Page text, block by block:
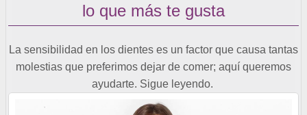
lo que más te gusta
La sensibilidad en los dientes es un factor que causa tantas
molestias que preferimos dejar de comer; aquí queremos
ayudarte. Sigue leyendo.